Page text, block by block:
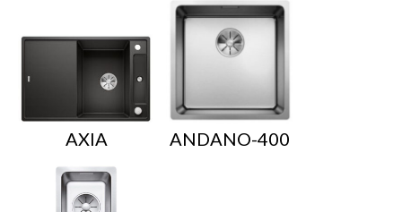
AXIA ANDANO-400